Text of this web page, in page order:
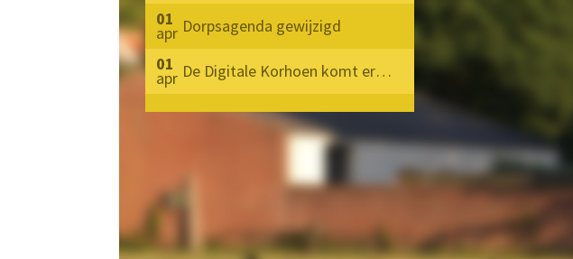
01
apr Dorpsagenda gewijzigd
01
apr De Digitale Korhoen komt eraan !!